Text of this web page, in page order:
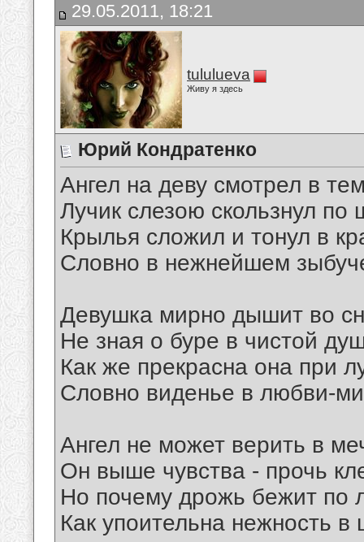
29.05.2011, 18:21
tululueva
Живу я здесь
Юрий Кондратенко
Ангел на деву смотрел в
Лучик слезою скользнул по
Крылья сложил и тонул в
Словно в нежнейшем
Девушка мирно дышит во
Не зная о буре в чистой
Как же прекрасна она при
Словно виденье в любви-
Ангел не может верить в
Он выше чувства - прочь
Но почему дрожь бежит по
Как упоительна нежность в